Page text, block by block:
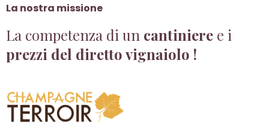
La nostra missione
La competenza di un cantiniere e i
prezzi del diretto vignaiolo !